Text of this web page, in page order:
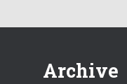
Archive